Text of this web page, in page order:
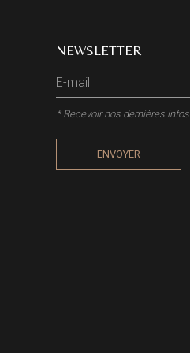
NEWSLETTER
* Recevoir nos dernières infos
ENVOYER